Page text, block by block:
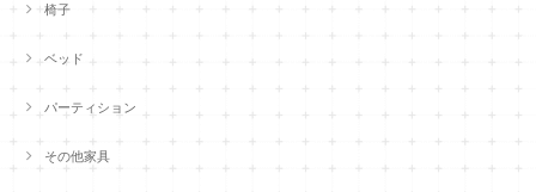
椅子
ベッド
パーティション
その他家具